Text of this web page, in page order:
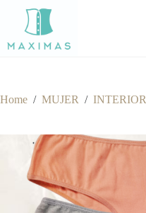
content
Home / MUJER / INTERIOR